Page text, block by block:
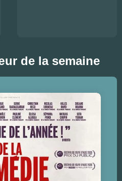
de la semaine